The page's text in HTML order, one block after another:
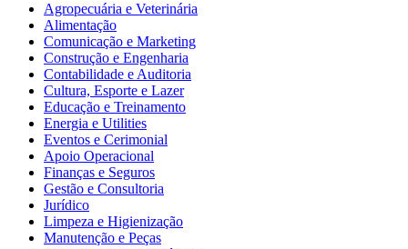
Agropecuária e Veterinária
Alimentação
Comunicação e Marketing
Construção e Engenharia
Contabilidade e Auditoria
Cultura, Esporte e Lazer
Educação e Treinamento
Energia e Utilities
Eventos e Cerimonial
Apoio Operacional
Finanças e Seguros
Gestão e Consultoria
Jurídico
Limpeza e Higienização
Manutenção e Peças